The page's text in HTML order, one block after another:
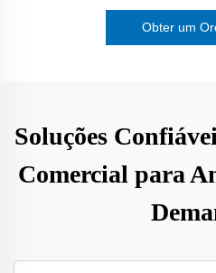
Obter um
Soluções
Comercial para